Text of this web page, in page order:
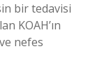
bir tedavisi
KOAH’ın
nefes